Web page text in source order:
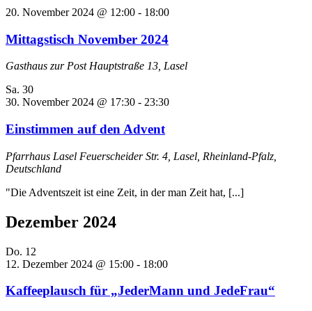
20. November 2024 @ 12:00 - 18:00
Mittagstisch November 2024
Gasthaus zur Post Hauptstraße 13, Lasel
Sa. 30
30. November 2024 @ 17:30 - 23:30
Einstimmen auf den Advent
Pfarrhaus Lasel Feuerscheider Str. 4, Lasel, Rheinland-Pfalz,
Deutschland
"Die Adventszeit ist eine Zeit, in der man Zeit hat, [...]
Dezember 2024
Do. 12
12. Dezember 2024 @ 15:00 - 18:00
Kaffeeplausch für „JederMann und JedeFrau“